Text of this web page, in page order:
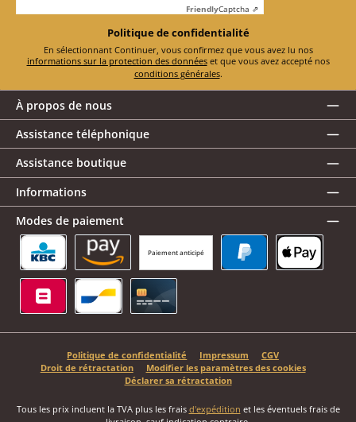
FriendlyCaptcha ⇗
Politique de confidentialité
En sélectionnant Continuer, vous confirmez que vous avez lu nos
informations sur la protection des données
et que vous avez accepté nos
conditions générales.
À propos de nous
Assistance téléphonique
Assistance boutique
Informations
Modes de paiement
Paiement anticipé
KBC/CBC Payment Button
Amazon Pay
Politique de confidentialité Impressum
CGV
Droit de rétractation
Modifier les paramètres des cookies
Déclarer sa rétractation
Tous les prix incluent la TVA plus les frais d'expédition et les éventuels frais de